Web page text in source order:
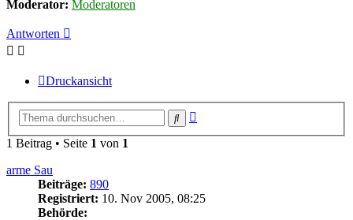
Moderator: Moderatoren
Antworten
Druckansicht
Suche
1 Beitrag • Seite 1 von 1
arme Sau
Beiträge: 890
Registriert: 10. Nov 2005, 08:25
Behörde: